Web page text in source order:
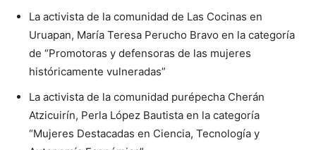
La activista de la comunidad de Las Cocinas en
Uruapan, María Teresa Perucho Bravo en la categoría
de “Promotoras y defensoras de las mujeres
históricamente vulneradas”
La activista de la comunidad purépecha Cherán
Atzicuirín, Perla López Bautista en la categoría
“Mujeres Destacadas en Ciencia, Tecnología y